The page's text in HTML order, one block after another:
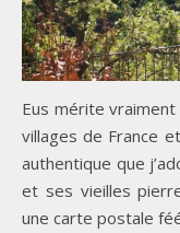
Eus mérite
villages de France
authentique que
et ses vieilles
une carte postale